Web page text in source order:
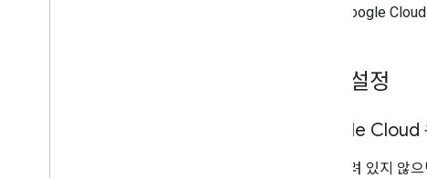
Google
환경 설정
Google Cloud
아직 열려 있지 않